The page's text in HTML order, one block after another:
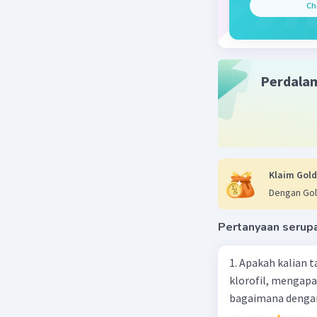
faktor
untuk
negara
Budaya
penting,
Faktor
Klaim
Dengan
Pertanyaan
1. Apakah kalian
klorofil,
bagaimana